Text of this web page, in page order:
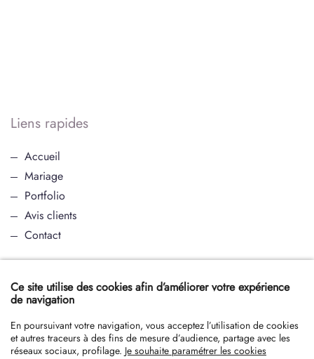
Liens rapides
Accueil
Mariage
Portfolio
Avis clients
Contact
JOHANNA MAROLLEAU
Instagram
Ce site utilise des cookies afin d’améliorer votre expérience
de navigation
En poursuivant votre navigation, vous acceptez l’utilisation de cookies
et autres traceurs à des fins de mesure d’audience, partage avec les
réseaux sociaux, profilage. Je souhaite paramétrer les cookies